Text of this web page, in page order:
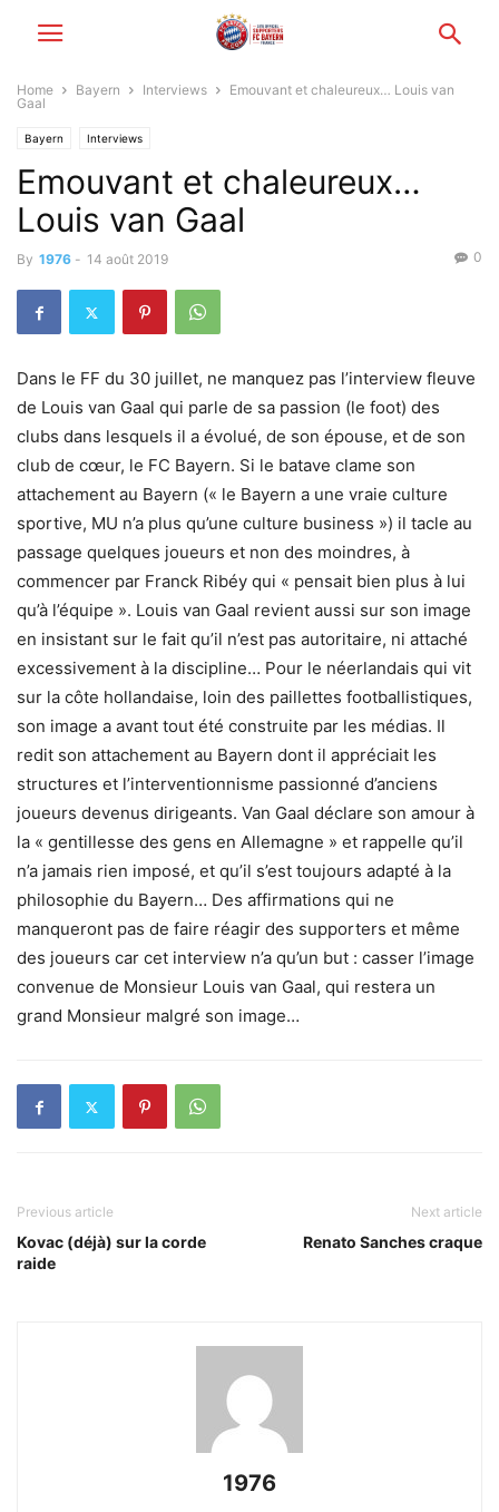
Home Bayern Interviews
Emouvant et chaleureux… Louis van
Gaal
Bayern Interviews
Emouvant et chaleureux…
Louis van Gaal
By 1976 - 14 août 2019 0
Dans le FF du 30 juillet, ne manquez pas l’interview fleuve
de Louis van Gaal qui parle de sa passion (le foot) des
clubs dans lesquels il a évolué, de son épouse, et de son
club de cœur, le FC Bayern. Si le batave clame son
attachement au Bayern (« le Bayern a une vraie culture
sportive, MU n’a plus qu’une culture business ») il tacle au
passage quelques joueurs et non des moindres, à
commencer par Franck Ribéy qui « pensait bien plus à lui
qu’à l’équipe ». Louis van Gaal revient aussi sur son image
en insistant sur le fait qu’il n’est pas autoritaire, ni attaché
excessivement à la discipline… Pour le néerlandais qui vit
sur la côte hollandaise, loin des paillettes footballistiques,
son image a avant tout été construite par les médias. Il
redit son attachement au Bayern dont il appréciait les
structures et l’interventionnisme passionné d’anciens
joueurs devenus dirigeants. Van Gaal déclare son amour à
la « gentillesse des gens en Allemagne » et rappelle qu’il
n’a jamais rien imposé, et qu’il s’est toujours adapté à la
philosophie du Bayern… Des affirmations qui ne
manqueront pas de faire réagir des supporters et même
des joueurs car cet interview n’a qu’un but : casser l’image
convenue de Monsieur Louis van Gaal, qui restera un
grand Monsieur malgré son image…
Previous article
Kovac (déjà) sur la corde
raide
Next article
Renato Sanches craque
1976